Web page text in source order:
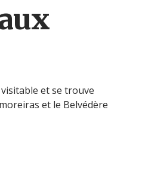
et se trouve
et le Belvédère